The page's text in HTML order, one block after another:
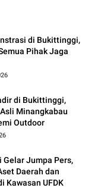
di Bukittinggi,
Pihak Jaga
di Bukittinggi,
Minangkabau
Outdoor
Jumpa Pers,
Daerah dan
Kawasan UFDK